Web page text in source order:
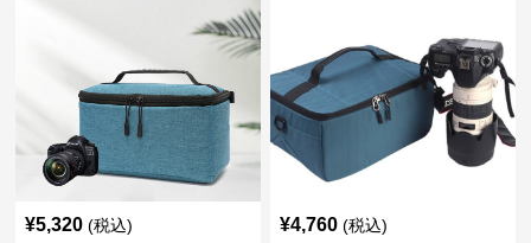
¥5,320 (税込) ¥4,760 (税込)